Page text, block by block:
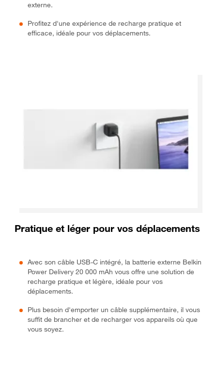
externe.
Profitez d'une expérience de recharge pratique et
efficace, idéale pour vos déplacements.
Pratique et léger pour vos déplacements
Avec son câble USB-C intégré, la batterie externe Belkin
Power Delivery 20 000 mAh vous offre une solution de
recharge pratique et légère, idéale pour vos
déplacements.
Plus besoin d'emporter un câble supplémentaire, il vous
suffit de brancher et de recharger vos appareils où que
vous soyez.